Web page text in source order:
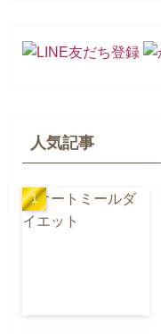
人気記事